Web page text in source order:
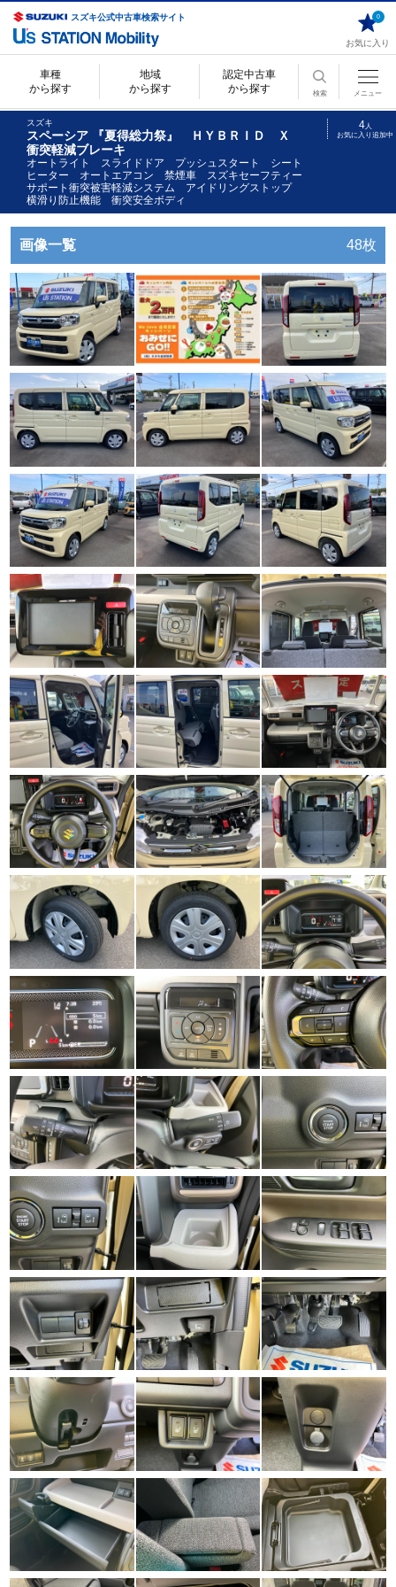
スズキ公式中古車検索サイト
お気に入り
0
車種
から探す
地域
から探す
認定中古車
から探す
検索 メニュー
スズキ
スペーシア 『夏得総力祭』 ＨＹＢＲＩＤ Ｘ
衝突軽減ブレーキ
オートライト スライドドア プッシュスタート シート
ヒーター オートエアコン 禁煙車 スズキセーフティー
サポート衝突被害軽減システム アイドリングストップ
横滑り防止機能 衝突安全ボディ
4人
お気に入り追加中
画像一覧 48枚